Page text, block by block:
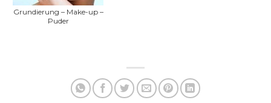
Grundierung – Make-up –
Puder